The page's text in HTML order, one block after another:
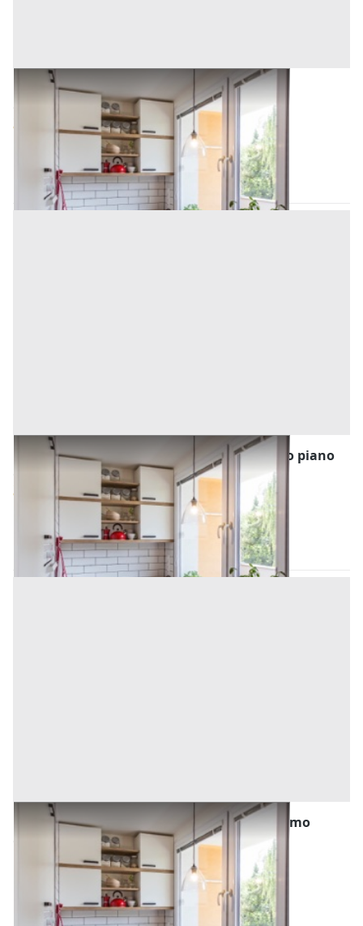
Asta Abitazione di tipo popolare all'asta
Belmonte Mezzagno (Palermo)
3.474,15 € 4.632,20 €
Codice asta:0fe63feb
Asta chiusa
Asta Abitazione di tipo popolare al secondo piano
Belmonte Mezzagno (Palermo)
3.303,29 € 4.404,38 €
Codice asta:14ca3c42
Asta chiusa
Abitazione di Tipo Popolare all'asta a Palermo
Belmonte Mezzagno (Palermo)
10.243,17 € 13.657,56 €
Codice asta:AN9136888
Asta chiusa